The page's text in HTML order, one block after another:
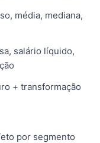
média, mediana,
salário líquido,
+ transformação
por segmento